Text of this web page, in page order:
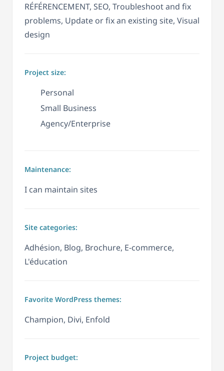
RÉFÉRENCEMENT, SEO, Troubleshoot and fix
problems, Update or fix an existing site, Visual
design
Project size:
Personal
Small Business
Agency/Enterprise
Maintenance:
I can maintain sites
Site categories:
Adhésion, Blog, Brochure, E-commerce,
L'éducation
Favorite WordPress themes:
Champion, Divi, Enfold
Project budget: